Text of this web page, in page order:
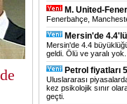
M. United-
Fenerbahçe,
Mersin'de
Mersin'de 4.4
geldi. Ölü ve yaralı yok.
Petrol fiyatları
Uluslararası
kez psikolojik sınır
geçti.